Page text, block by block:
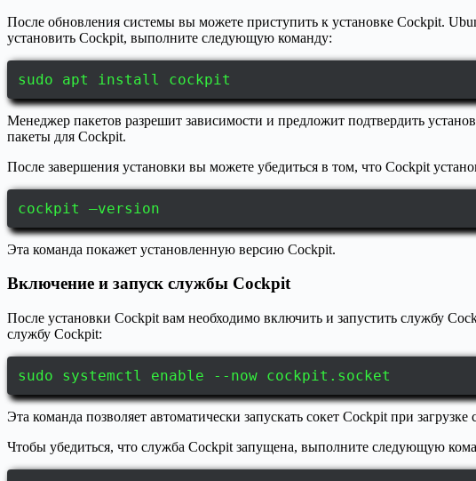
После обновления системы вы можете приступить к установке Cockpit.
установить Cockpit, выполните следующую команду:
sudo apt install cockpit
Менеджер пакетов разрешит зависимости и предложит подтвердить
пакеты для Cockpit.
После завершения установки вы можете убедиться в том, что Cockpit
cockpit –version
Эта команда покажет установленную версию Cockpit.
Включение и запуск службы Cockpit
После установки Cockpit вам необходимо включить и запустить службу
службу Cockpit:
sudo systemctl enable --now cockpit.socket
Эта команда позволяет автоматически запускать сокет Cockpit при
Чтобы убедиться, что служба Cockpit запущена, выполните следующую